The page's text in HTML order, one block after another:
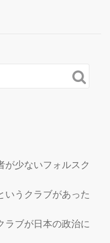
ル
ず
み
男
の
が少ないフォルスク
いうクラブがあった
ラブが日本の政治に